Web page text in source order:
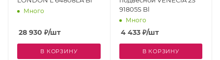
Много
28 930 ₽/шт
В КОРЗИНУ
91805S Bl
Много
4 433₽/шт
В КОРЗИНУ